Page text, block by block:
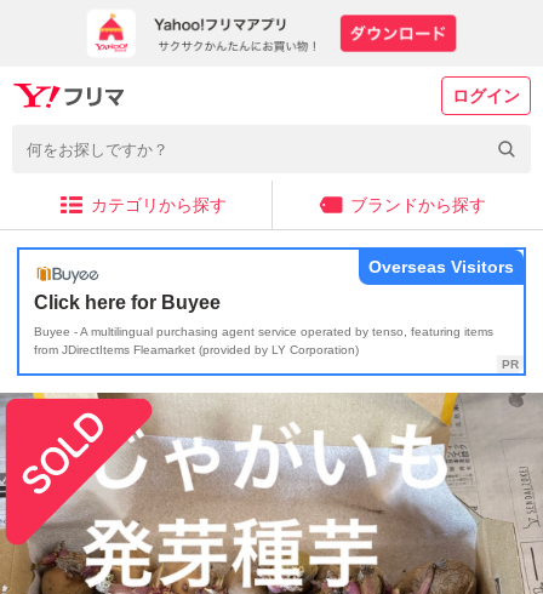
ログイン
カテゴリから探す ブランドから探す
Click here for Buyee
Buyee - A multilingual purchasing agent service operated by tenso, featuring items
from JDirectItems Fleamarket (provided by LY Corporation)
Overseas Visitors